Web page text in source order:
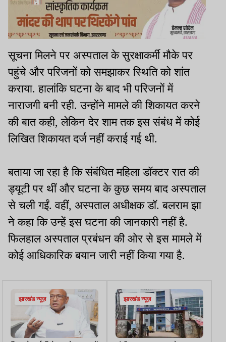
सूचना मिलने पर अस्पताल के सुरक्षाकर्मी मौके पर
पहुंचे और परिजनों को समझाकर स्थिति को शांत
कराया. हालांकि घटना के बाद भी परिजनों में
नाराजगी बनी रही. उन्होंने मामले की शिकायत करने
की बात कही, लेकिन देर शाम तक इस संबंध में कोई
लिखित शिकायत दर्ज नहीं कराई गई थी.
बताया जा रहा है कि संबंधित महिला डॉक्टर रात की
ड्यूटी पर थीं और घटना के कुछ समय बाद अस्पताल
से चली गईं. वहीं, अस्पताल अधीक्षक डॉ. बलराम झा
ने कहा कि उन्हें इस घटना की जानकारी नहीं है.
फिलहाल अस्पताल प्रबंधन की ओर से इस मामले में
कोई आधिकारिक बयान जारी नहीं किया गया है.
झारखंड न्यूज़ झारखंड न्यूज़